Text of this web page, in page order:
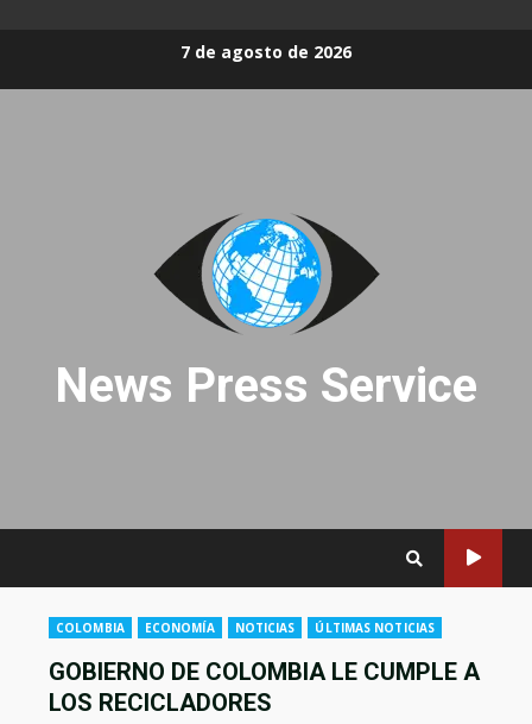
7 de agosto de 2026
News Press Service
COLOMBIA ECONOMÍA NOTICIAS ÚLTIMAS NOTICIAS
GOBIERNO DE COLOMBIA LE CUMPLE A
LOS RECICLADORES